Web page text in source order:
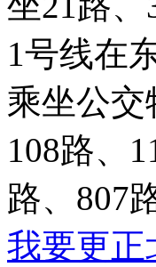
1号线在
乘坐公交
108路、
路、807
我要更正